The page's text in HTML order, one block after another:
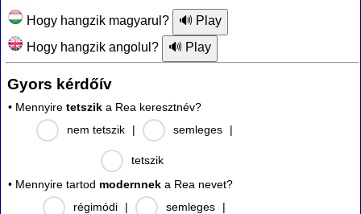
Hogy hangzik magyarul?
Hogy hangzik angolul?
Gyors kérdőív
• Mennyire tetszik a Rea keresztnév?
nem tetszik
| semleges |
tetszik
• Mennyire tartod modernnek a Rea nevet?
régimódi
| semleges |